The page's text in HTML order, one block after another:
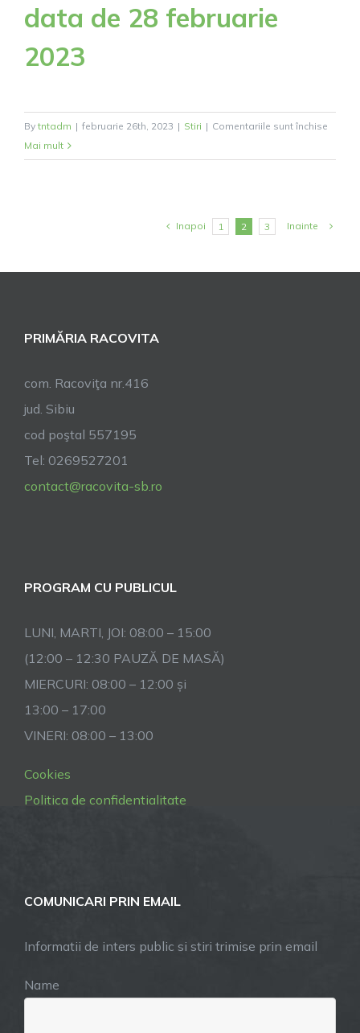
data de 28 februarie
2023
By tntadm | februarie 26th, 2023 | Stiri | Comentariile sunt închise
de
Mai mult
Inapoi 1 2 3 Inainte
PRIMĂRIA RACOVITA
com. Racoviţa nr.416
jud. Sibiu
cod poştal 557195
Tel: 0269527201
contact@racovita-sb.ro
PROGRAM CU PUBLICUL
LUNI, MARTI, JOI: 08:00 – 15:00
(12:00 – 12:30 PAUZĂ DE MASĂ)
MIERCURI: 08:00 – 12:00 și
13:00 – 17:00
VINERI: 08:00 – 13:00
Cookies
Politica de confidentialitate
COMUNICARI PRIN EMAIL
Informatii de inters public si stiri trimise prin email
Name